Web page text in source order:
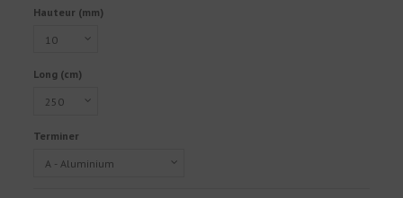
Hauteur (mm)
Long (cm)
Terminer